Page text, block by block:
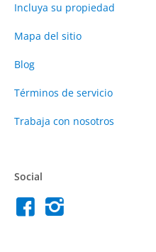
Incluya su propiedad
Mapa del sitio
Blog
Términos de servicio
Trabaja con nosotros
Social